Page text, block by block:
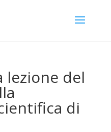
lezione del
di